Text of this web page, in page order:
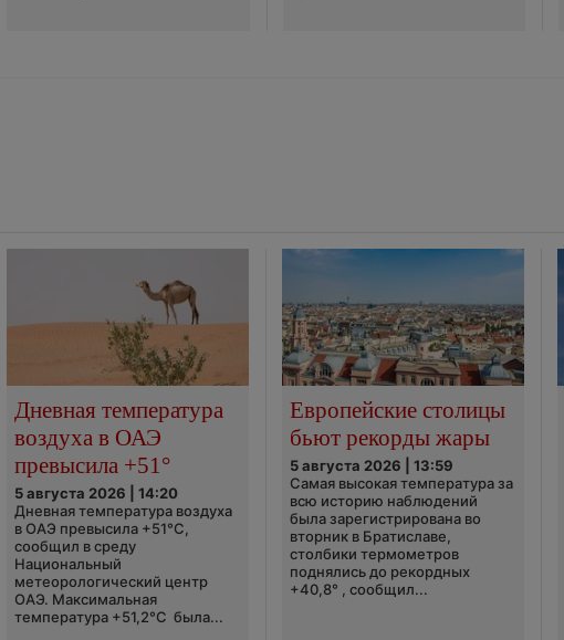
Дневная температура
воздуха в ОАЭ
превысила +51°
5 августа 2026 | 14:20
Дневная температура воздуха
в ОАЭ превысила +51°C,
сообщил в среду
Национальный
метеорологический центр
ОАЭ. Максимальная
температура +51,2°C была...
Европейские столицы
бьют рекорды жары
5 августа 2026 | 13:59
Самая высокая температура за
всю историю наблюдений
была зарегистрирована во
вторник в Братиславе,
столбики термометров
поднялись до рекордных
+40,8° , сообщил...